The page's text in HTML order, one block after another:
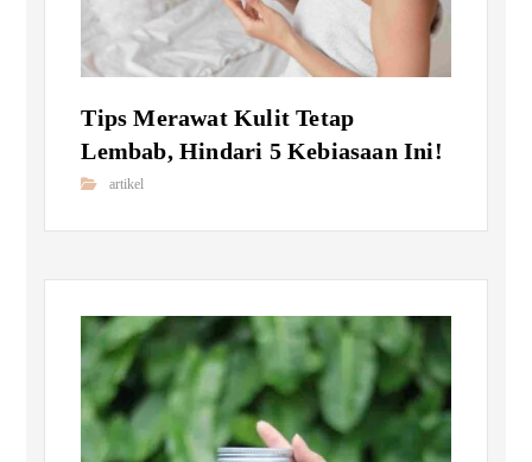
Tips Merawat Kulit Tetap
Lembab, Hindari 5 Kebiasaan Ini!
artikel